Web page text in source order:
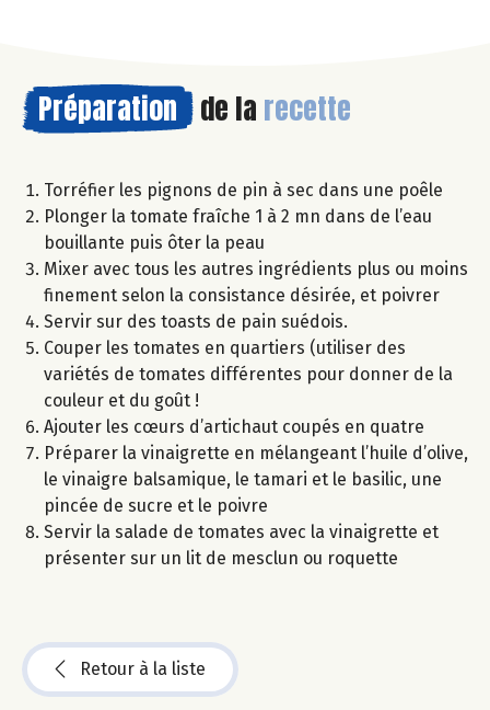
Préparation de la recette
Torréfier les pignons de pin à sec dans une poêle
Plonger la tomate fraîche 1 à 2 mn dans de l’eau
bouillante puis ôter la peau
Mixer avec tous les autres ingrédients plus ou moins
finement selon la consistance désirée, et poivrer
Servir sur des toasts de pain suédois.
Couper les tomates en quartiers (utiliser des
variétés de tomates différentes pour donner de la
couleur et du goût !
Ajouter les cœurs d’artichaut coupés en quatre
Préparer la vinaigrette en mélangeant l’huile d’olive,
le vinaigre balsamique, le tamari et le basilic, une
pincée de sucre et le poivre
Servir la salade de tomates avec la vinaigrette et
présenter sur un lit de mesclun ou roquette
Retour à la liste